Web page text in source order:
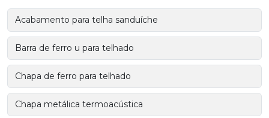
Acabamento para telha sanduíche
Barra de ferro u para telhado
Chapa de ferro para telhado
Chapa metálica termoacústica